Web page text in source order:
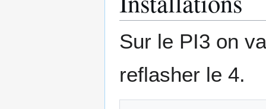
Sur le PI3 on
reflasher le 4.